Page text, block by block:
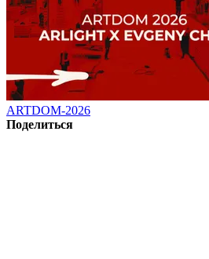
ARTDOM-2026
Поделиться